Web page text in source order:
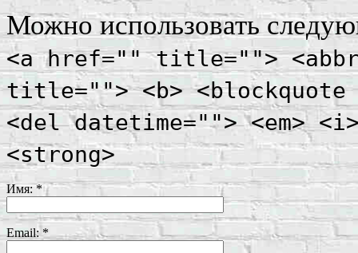
Можно использовать
<a href="" title="">
title=""> <b> <blockquote
<del datetime=""> <em>
<strong>
Имя:*
Email: *